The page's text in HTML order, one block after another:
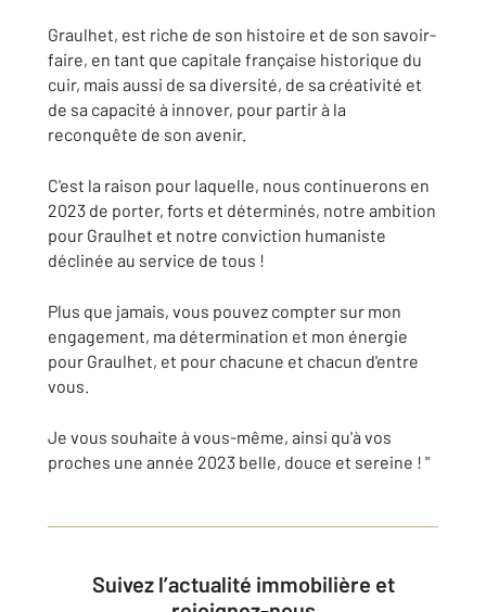
Graulhet, est riche de son histoire et de son savoir-
faire, en tant que capitale française historique du
cuir, mais aussi de sa diversité, de sa créativité et
de sa capacité à innover, pour partir à la
reconquête de son avenir.
C'est la raison pour laquelle, nous continuerons en
2023 de porter, forts et déterminés, notre ambition
pour Graulhet et notre conviction humaniste
déclinée au service de tous !
Plus que jamais, vous pouvez compter sur mon
engagement, ma détermination et mon énergie
pour Graulhet, et pour chacune et chacun d'entre
vous.
Je vous souhaite à vous-même, ainsi qu'à vos
proches une année 2023 belle, douce et sereine ! "
Suivez l’actualité immobilière et